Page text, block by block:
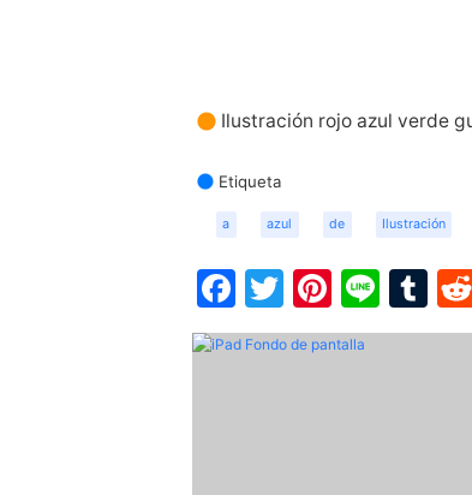
Ilustración rojo azul verde
Etiqueta
a azul de Ilustración
Facebook
TwitterLine